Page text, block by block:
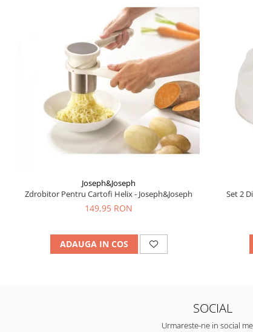
Joseph&Joseph
Zdrobitor Pentru Cartofi Helix - Joseph&Joseph
149,95 RON
ADAUGA IN COS
Set 2
SOCIAL
Urmareste-ne in social